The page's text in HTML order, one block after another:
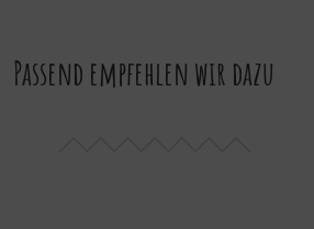
Passend empfehlen wir dazu